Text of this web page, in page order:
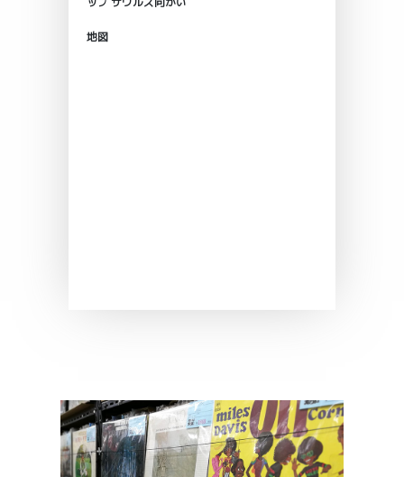
地図